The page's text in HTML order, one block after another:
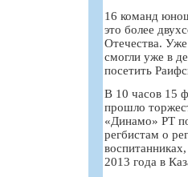
16 команд
это более
Отечества.
смогли уже в
посетить
В 10 часов 15
прошло
«Динамо» РТ
регбистам о
2013 года в